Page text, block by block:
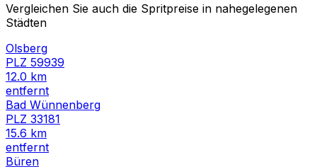
Vergleichen Sie auch die Spritpreise in nahegelegenen
Städten
Olsberg
PLZ 59939
12.0 km
entfernt
Bad Wünnenberg
PLZ 33181
15.6 km
entfernt
Büren